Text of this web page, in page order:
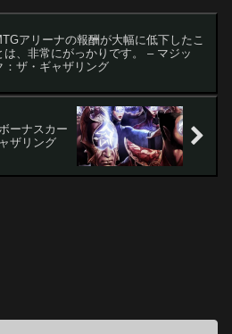
アリーナの報酬が大幅に低下したこ
は、非常にがっかりです。 – マジッ
：ザ・ギャザリング
ーナスカー
ザリング